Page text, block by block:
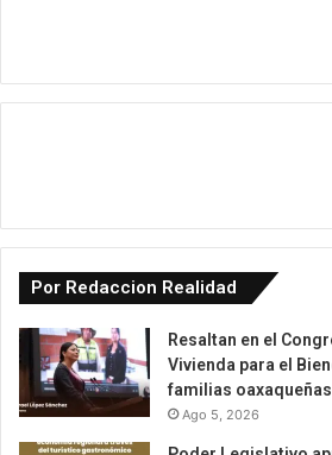
Por Redaccion Realidad
Resaltan en el
Vivienda para el
familias oaxaqueñas
Ago 5, 2026